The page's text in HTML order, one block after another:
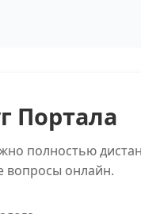
Портала
полностью
вопросы онлайн.